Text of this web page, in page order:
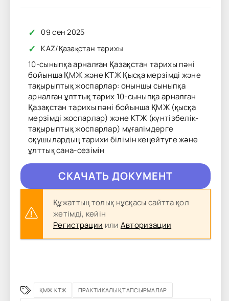
✓ 09 сен 2025
✓ KAZ/Қазақстан тарихы
10-сыныпқа арналған Қазақстан тарихы пәні
бойынша ҚМЖ және КТЖ Қысқа мерзімді және
тақырыптық жоспарлар: оныншы сыныпқа
арналған ұлттық тарих 10-сыныпқа арналған
Қазақстан тарихы пәні бойынша ҚМЖ (қысқа
мерзімді жоспарлар) және КТЖ (күнтізбелік-
тақырыптық жоспарлар) мұғалімдерге
оқушылардың тарихи білімін кеңейтуге және
ұлттық сана-сезімін
CКAЧAТЬ ДОКУМЕНТ
Құжаттың толық нұсқасы сайтта қол
жетімді, кейін
Регистрации или Авторизации
ҚМЖ КТЖ
ПРАКТИКАЛЫҚ ТАПСЫРМАЛАР